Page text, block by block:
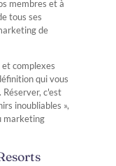
membres et à
tous ses
de
complexes
qui vous
c'est
inoubliables »,
marketing